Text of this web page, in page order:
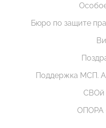
Бюро по защите
Поддержка МСП.
СВОй
ОПОРА